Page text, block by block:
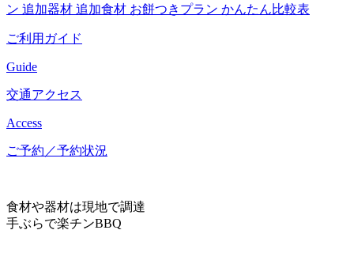
ン 追加器材 追加食材 お餅つきプラン かんたん比較表
ご利用ガイド
Guide
交通アクセス
Access
ご予約／予約状況
食材や器材は現地で調達
手ぶらで楽チンBBQ